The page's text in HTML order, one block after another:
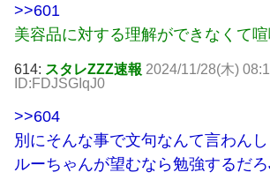
>>601
美容品に対する理解ができなくて喧
614: スタレZZZ速報 2024/11/28(木)
ID:FDJSGIqJ0
>>604
別にそんな事で文句なんて言わんし
ルーちゃんが望むなら勉強するだ